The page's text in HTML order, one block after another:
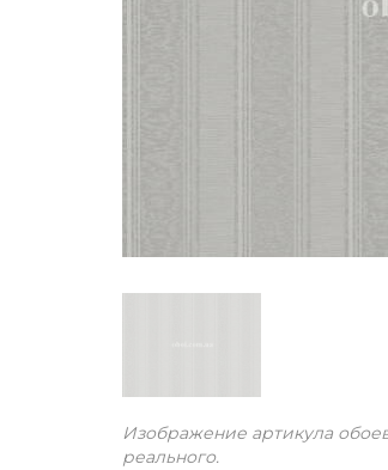
Изображение артикула
реального.